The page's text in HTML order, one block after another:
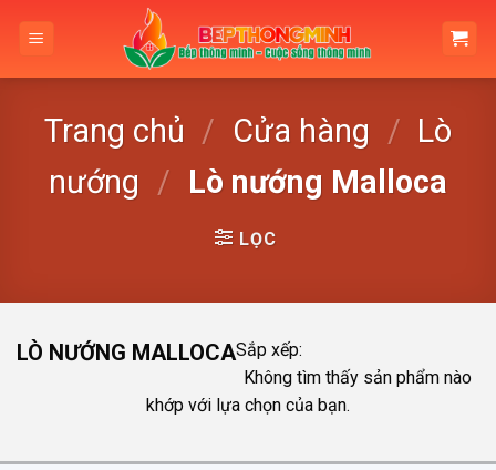
Trang chủ / Cửa hàng / Lò
nướng / Lò nướng Malloca
LỌC
LÒ NƯỚNG MALLOCASắp xếp:
Không tìm thấy sản phẩm nào
khớp với lựa chọn của bạn.